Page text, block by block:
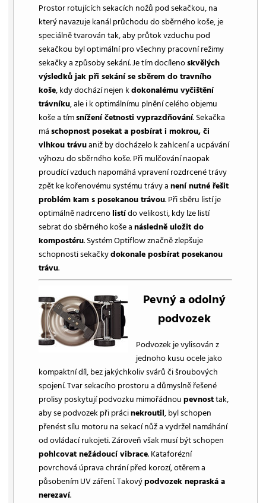
Prostor rotujících sekacích nožů pod sekačkou, na
který navazuje kanál průchodu do sběrného koše, je
speciálně tvarován tak, aby průtok vzduchu pod
sekačkou byl optimální pro všechny pracovní režimy
sekačky a způsoby sekání. Je tím docílenoskvělých
výsledků jak při sekání se sběrem do travního
koše, kdy dochází nejen kdokonalému vyčištění
trávníku, ale i k optimálnímu plnění celého objemu
koše a tímsnížení četnosti vyprazdňování. Sekačka
máschopnost posekat a posbírat i mokrou, či
vlhkou trávuaniž by docházelo k zahlcení a ucpávání
výhozu do sběrného koše. Při mulčování naopak
proudící vzduch napomáhá vpravení rozdrcené trávy
zpět ke kořenovému systému trávy anení nutné řešit
problém kam s posekanou trávou. Při sběru listí je
optimálně nadrcenolistído velikosti, kdy lze listí
sebrat do sběrného koše anásledně uložit do
kompostéru. Systém Optiflow značně zlepšuje
schopnosti sekačkydokonale posbírat posekanou
trávu.
Pevný a odolný
podvozek
Podvozek je vylisován z
jednoho kusu ocele jako
kompaktní díl, bez jakýchkoliv svárů či šroubových
spojení. Tvar sekacího prostoru a důmyslně řešené
prolisy poskytují podvozku mimořádnoupevnosttak,
aby se podvozek při prácinekroutil, byl schopen
přenést sílu motoru na sekací nůž a vydržel namáhání
od ovládací rukojeti. Zároveň však musí být schopen
pohlcovat nežádoucí vibrace. Kataforézní
povrchová úprava chrání před korozí, otěrem a
působením UV záření. Takovýpodvozek nepraská a
nerezaví.